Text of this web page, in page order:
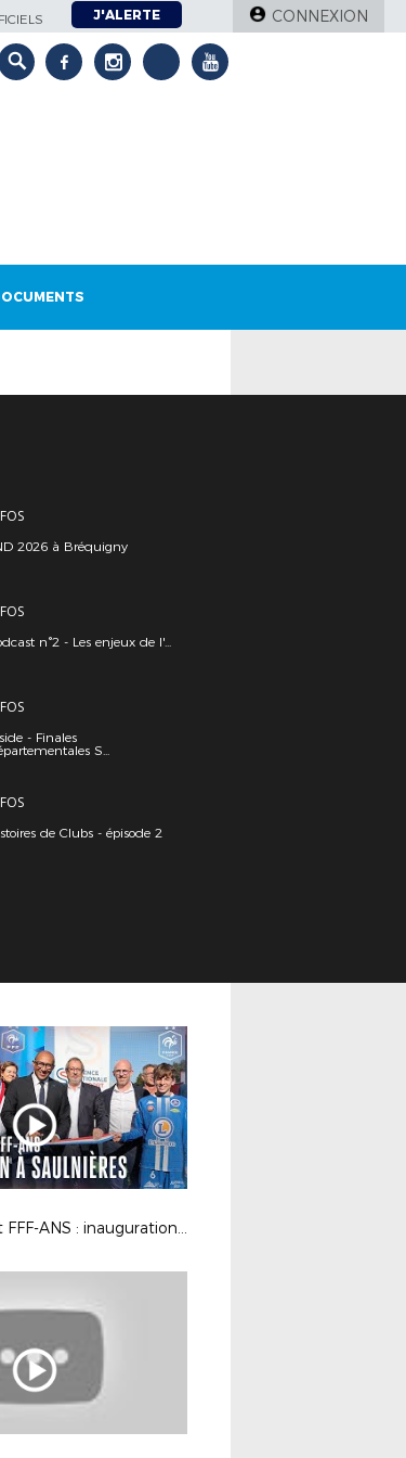
J'ALERTE CONNEXION
2026 à Bréquigny
n°2 - Les enjeux de l'...
- Finales
S...
de Clubs - épisode 2
Co-financement FFF-ANS : inauguration du terrain Foot 5 à Saulnières